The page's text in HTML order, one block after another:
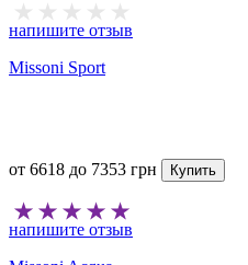
напишите отзыв
Missoni Sport
от 6618 до 7353 грн Купить
напишите отзыв